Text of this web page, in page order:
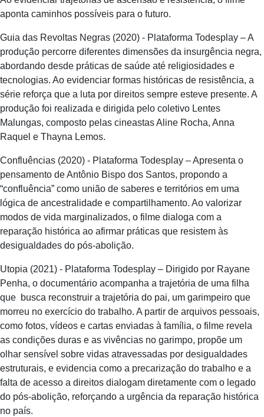
aponta caminhos possíveis para o futuro.
Guia das Revoltas Negras (2020) - Plataforma Todesplay – A
produção percorre diferentes dimensões da insurgência negra,
abordando desde práticas de saúde até religiosidades e
tecnologias. Ao evidenciar formas históricas de resistência, a
série reforça que a luta por direitos sempre esteve presente. A
produção foi realizada e dirigida pelo coletivo Lentes
Malungas, composto pelas cineastas Aline Rocha, Anna
Raquel e Thayna Lemos.
Confluências (2020) - Plataforma Todesplay – Apresenta o
pensamento de Antônio Bispo dos Santos, propondo a
“confluência” como união de saberes e territórios em uma
lógica de ancestralidade e compartilhamento. Ao valorizar
modos de vida marginalizados, o filme dialoga com a
reparação histórica ao afirmar práticas que resistem às
desigualdades do pós-abolição.
Utopia (2021) - Plataforma Todesplay – Dirigido por Rayane
Penha, o documentário acompanha a trajetória de uma filha
que busca reconstruir a trajetória do pai, um garimpeiro que
morreu no exercício do trabalho. A partir de arquivos pessoais,
como fotos, vídeos e cartas enviadas à família, o filme revela
as condições duras e as vivências no garimpo, propõe um
olhar sensível sobre vidas atravessadas por desigualdades
estruturais, e evidencia como a precarização do trabalho e a
falta de acesso a direitos dialogam diretamente com o legado
do pós-abolição, reforçando a urgência da reparação histórica
no país.